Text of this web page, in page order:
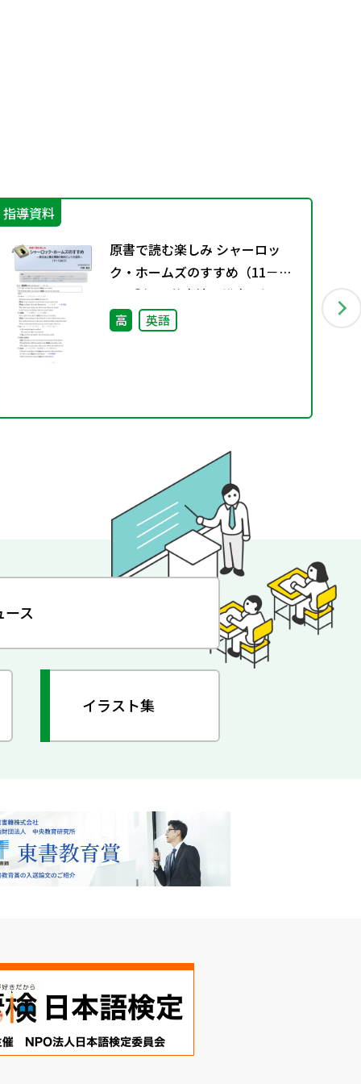
指導資料
原書で読む楽しみ シャーロッ
ク・ホームズのすすめ（11－
136①）―英文法と構文理解の教
材としての活用―
高 英語
ース
イラスト集